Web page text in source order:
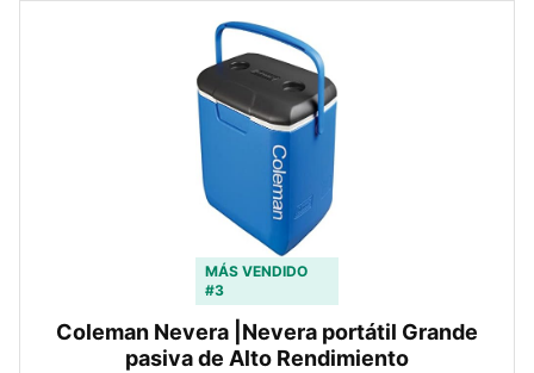
MÁS VENDIDO
#3
Coleman Nevera |Nevera portátil Grande
pasiva de Alto Rendimiento